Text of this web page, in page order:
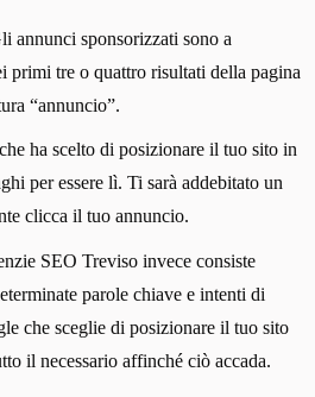
annunci sponsorizzati sono a
primi tre o quattro risultati della pagina
“annuncio”.
ha scelto di posizionare il tuo sito in
per essere lì. Ti sarà addebitato un
clicca il tuo annuncio.
SEO Treviso invece consiste
parole chiave e intenti di
che sceglie di posizionare il tuo sito
il necessario affinché ciò accada.